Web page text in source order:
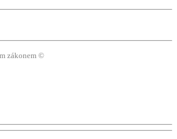
zákonem ©